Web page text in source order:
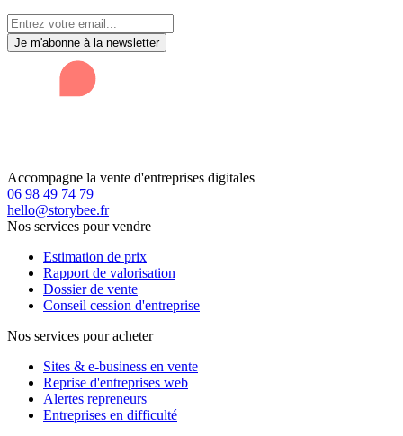
Je m'abonne à la newsletter
Accompagne la vente d'entreprises digitales
06 98 49 74 79
hello@storybee.fr
Nos services pour vendre
Estimation de prix
Rapport de valorisation
Dossier de vente
Conseil cession d'entreprise
Nos services pour acheter
Sites & e-business en vente
Reprise d'entreprises web
Alertes repreneurs
Entreprises en difficulté